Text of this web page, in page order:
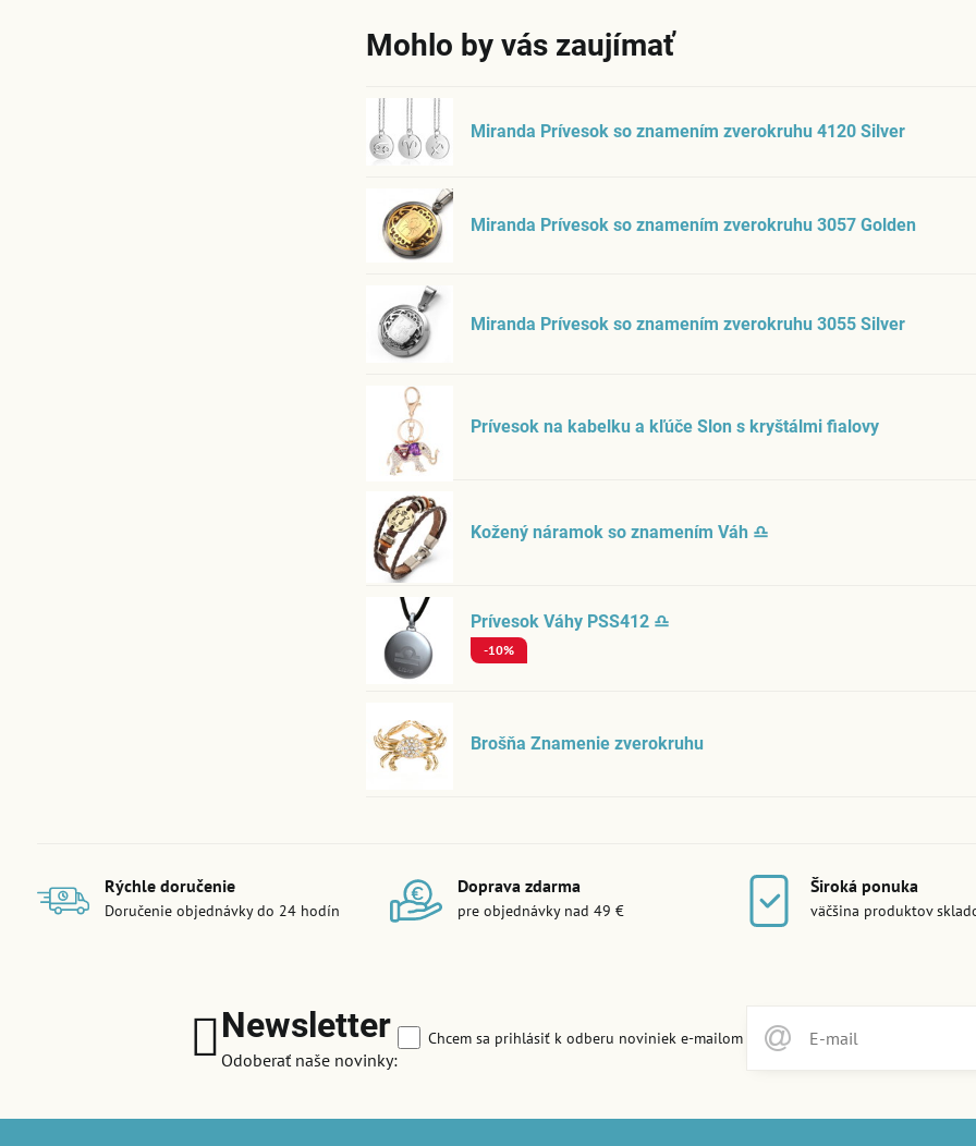
Mohlo by vás zaujímať
Miranda Prívesok so znamením zverokruhu 4120 Silver
Miranda Prívesok so znamením zverokruhu 3057 Golden
Miranda Prívesok so znamením zverokruhu 3055 Silver
Prívesok na kabelku a kľúče Slon s kryštálmi fialovy
Kožený náramok so znamením Váh ♎
Prívesok Váhy PSS412 ♎
-10%
Brošňa Znamenie zverokruhu
Rýchle doručenie
Doručenie objednávky do 24 hodín
Doprava zdarma
pre objednávky nad 49 €
Široká ponuka
väčšina produktov
Newsletter
Odoberať naše novinky:
Chcem sa prihlásiť k odberu noviniek e-mailom